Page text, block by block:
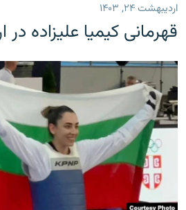
اردیبهشت ۲۴, ۱۴۰۳
قهرمانی کیمیا علیزاده در